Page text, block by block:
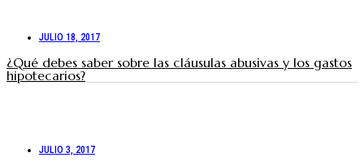
JULIO 18, 2017
¿Qué debes saber sobre las cláusulas abusivas y los gastos
hipotecarios?
JULIO 3, 2017